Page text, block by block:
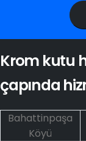
Krom kutu
çapında
Bahattinpaşa
Köyü